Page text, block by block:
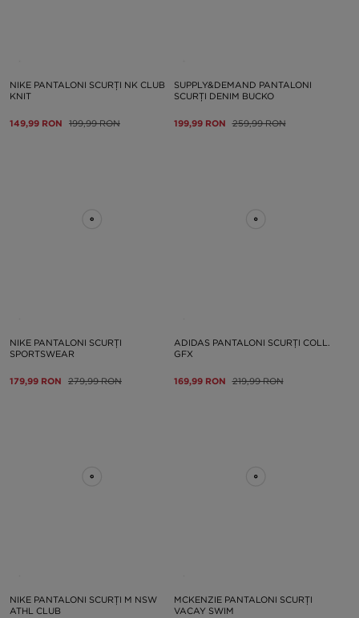
NIKE PANTALONI SCURȚI NK CLUB
KNIT
149,99 RON 199,99 RON
SUPPLY&DEMAND PANTALONI
SCURȚI DENIM BUCKO
199,99 RON 259,99 RON
NIKE PANTALONI SCURȚI
SPORTSWEAR
179,99 RON 279,99 RON
ADIDAS PANTALONI SCURȚI COLL.
GFX
169,99 RON 219,99 RON
NIKE PANTALONI SCURȚI M NSW
ATHL CLUB
MCKENZIE PANTALONI SCURȚI
VACAY SWIM